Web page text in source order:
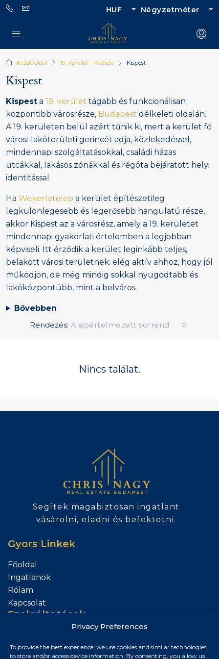
Privacy Preferences
To provide the best experience, we use cookies and similar technologies
to store and/or access device information. By consenting, you allow us
HUF Négyzetméter
Kezdőoldal 19. Kerület – Kispest Kispest
Kispest
Kispest a 19. kerület tágabb és funkcionálisan
központibb városrésze, Budapest délkeleti oldalán.
A 19. kerületen belül azért tűnik ki, mert a kerület fő
városi-lakóterületi gerincét adja, közlekedéssel,
mindennapi szolgáltatásokkal, családi házas
utcákkal, lakásos zónákkal és régóta bejáratott helyi
identitással.
Ha Wekerletelep a kerület építészetileg
legkülönlegesebb és legerősebb hangulatú része,
akkor Kispest az a városrész, amely a 19. kerületet
mindennapi gyakorlati értelemben a legjobban
képviseli. Itt érződik a kerület leginkább teljes,
belakott városi területnek: elég aktív ahhoz, hogy jól
működjön, de még mindig sokkal nyugodtabb és
lakóközpontúbb, mint a belváros.
Bővebben
Rendezés: Alapértelmezett sorrend
Nincs találat.
Segítek magabiztosan ingatlant
vásárolni, eladni és befektetni.
Gyors Linkek
Főoldal
Ingatlanok
Rólam
Kapcsolat
Szolgáltatások
Kapcsolat